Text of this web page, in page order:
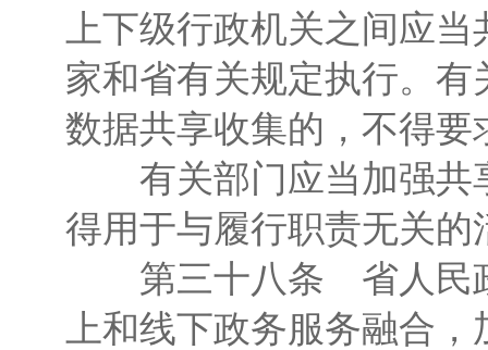
上下级行政机关之间应
家和省有关规定执行。
数据共享收集的，不得
有关部门应当加强共
得用于与履行职责无关
第三十八条 省人民政
上和线下政务服务融合